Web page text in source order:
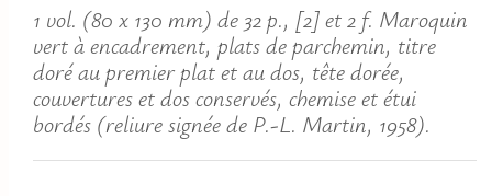
1 vol. (80 x 130 mm) de 32 p., [2] et 2 f. Maroquin
vert à encadrement, plats de parchemin, titre
doré au premier plat et au dos, tête dorée,
couvertures et dos conservés, chemise et étui
bordés (reliure signée de P.-L. Martin, 1958).